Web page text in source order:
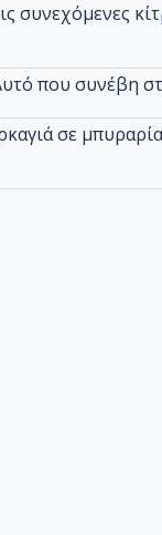
συνεχόμενες
που συνέβη
σε